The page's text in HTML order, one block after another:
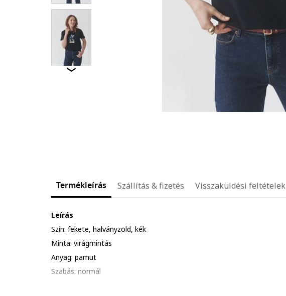
Termékleírás Szállítás & fizetés Visszaküldési feltételek
Leírás
Szín: fekete, halványzöld, kék
Minta: virágmintás
Anyag: pamut
Szabás: normál